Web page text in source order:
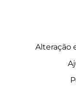
Alteração